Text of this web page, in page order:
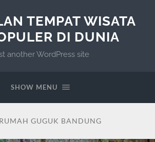
TEMPAT WISATA
DI DUNIA
another WordPress site
SHOW MENU
RUMAH GUGUK BANDUNG